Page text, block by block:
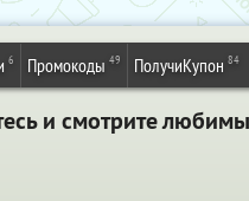
6 Промокоды 49 ПолучиКупон 84
и смотрите